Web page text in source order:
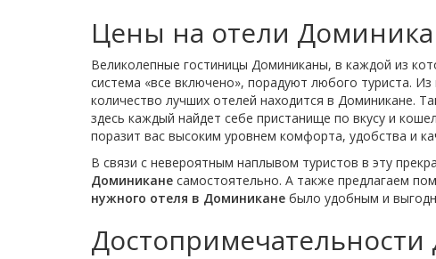
Цены на отели
Великолепные гостиницы Доминиканы, в каждой из
система «все включено», порадуют любого туриста.
количество лучших отелей находится в Доминикане.
здесь каждый найдет себе пристанище по вкусу и
поразит вас высоким уровнем комфорта, удобства и
В связи с невероятным наплывом туристов в эту
Доминикане самостоятельно. А также предлагаем
нужного отеля в Доминикане было удобным и